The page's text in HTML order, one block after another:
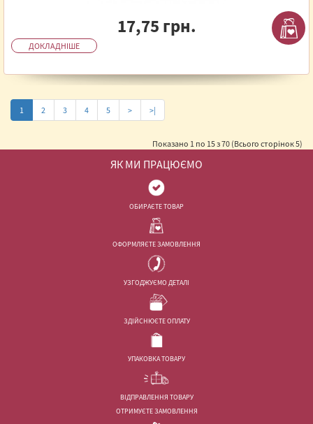
17,75 грн.
ДОКЛАДНІШЕ
1 2 3 4 5 > >|
Показано 1 по 15 з 70 (Всього сторінок 5)
ЯК МИ ПРАЦЮЄМО
ОБИРАЄТЕ ТОВАР
ОФОРМЛЯЄТЕ ЗАМОВЛЕННЯ
УЗГОДЖУЄМО ДЕТАЛІ
ЗДІЙСНЮЄТЕ ОПЛАТУ
УПАКОВКА ТОВАРУ
ВІДПРАВЛЕННЯ ТОВАРУ
ОТРИМУЄТЕ ЗАМОВЛЕННЯ